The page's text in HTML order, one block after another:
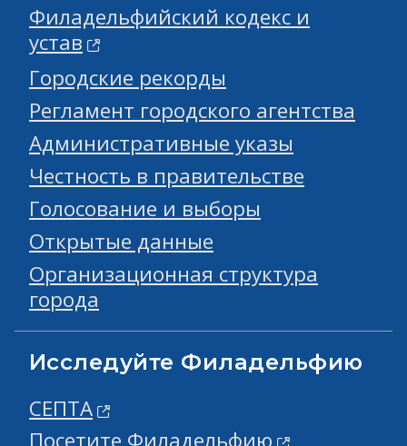
Филадельфийский кодекс и
устав
Городские рекорды
Регламент городского агентства
Административные указы
Честность в правительстве
Голосование и выборы
Открытые данные
Организационная структура
города
Исследуйте Филадельфию
СЕПТА
Посетите Филадельфию